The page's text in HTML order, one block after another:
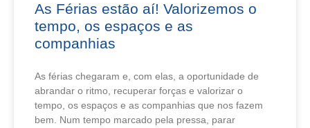
As Férias estão aí! Valorizemos o
tempo, os espaços e as
companhias
As férias chegaram e, com elas, a oportunidade de
abrandar o ritmo, recuperar forças e valorizar o
tempo, os espaços e as companhias que nos fazem
bem. Num tempo marcado pela pressa, parar